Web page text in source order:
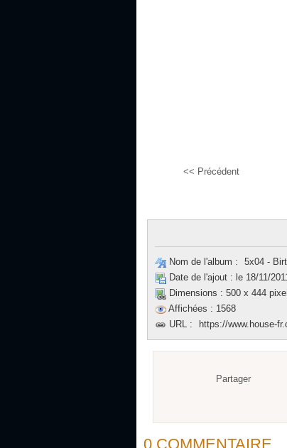
<< Précédent
Nom de l'album :
5x04 -
Date de l'ajout : le 18/11/
Dimensions : 500 x 444
Affichées : 1568
URL :
https://www.house-
Partager
0 COMMENTAIRE